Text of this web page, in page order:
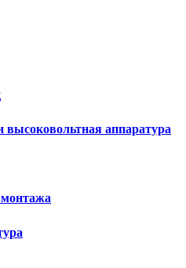
высоковольтная аппаратура